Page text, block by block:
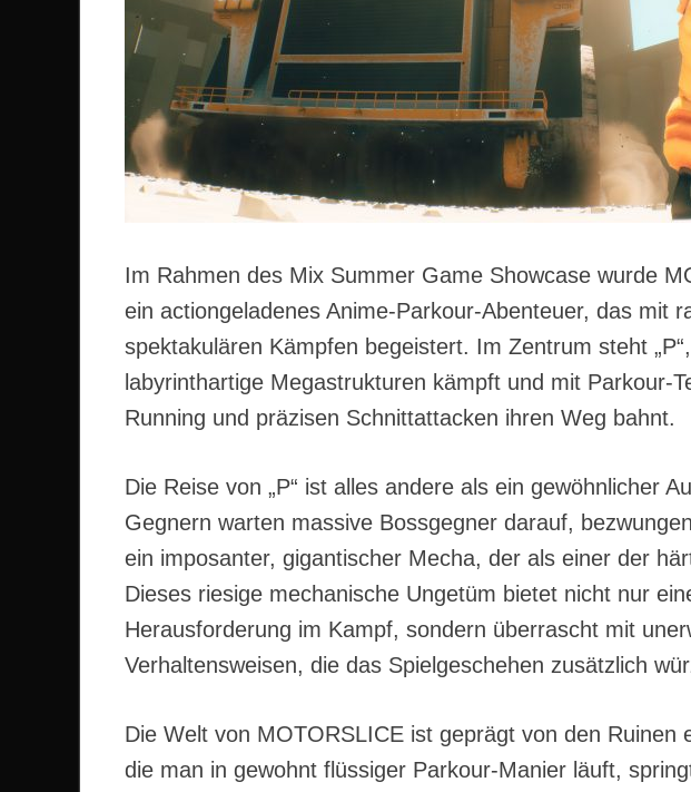
Im Rahmen des Mix Summer Game Showcase wurde
ein actiongeladenes Anime-Parkour-Abenteuer, das mit
spektakulären Kämpfen begeistert. Im Zentrum steht
labyrinthartige Megastrukturen kämpft und mit Parkour-
Running und präzisen Schnittattacken ihren Weg bahnt.
Die Reise von „P“ ist alles andere als ein gewöhnlicher
Gegnern warten massive Bossgegner darauf,
ein imposanter, gigantischer Mecha, der als einer der
Dieses riesige mechanische Ungetüm bietet nicht nur
Herausforderung im Kampf, sondern überrascht mit
Verhaltensweisen, die das Spielgeschehen zusätzlich
Die Welt von MOTORSLICE ist geprägt von den Ruinen
die man in gewohnt flüssiger Parkour-Manier läuft,